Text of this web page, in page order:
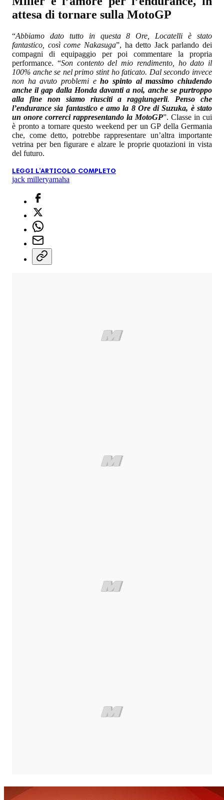
attesa di tornare sulla MotoGP
“Abbiamo dato tutto in questa 8 Ore, Locatelli è stato
fantastico, così come Nakasuga”, ha detto Jack parlando dei
compagni di equipaggio per poi commentare la propria
performance. “Son contento del mio rendimento, ho dato il
100% anche se nel primo stint ho faticato. Dal secondo invece
non ha avuto problemi eho spinto al massimo chiudendo
anche il gap dalla Honda davanti a noi, anche se purtroppo
alla fine non siamo riusciti a raggiungerli. Penso che
l’endurance sia fantastico e amo la 8 Ore di Suzuka, è stato
un onore correrci rappresentando la MotoGP”. Classe in cui
è pronto a tornare questo weekend per un GP della Germania
che, come detto, potrebbe rappresentare un’altra importante
vetrina per ben figurare e alzare le proprie quotazioni in vista
del futuro.
LEGGI L'ARTICOLO COMPLETO
jack milleryamaha